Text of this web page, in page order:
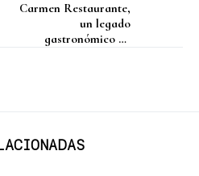
Carmen Restaurante,
un legado
gastronómico de